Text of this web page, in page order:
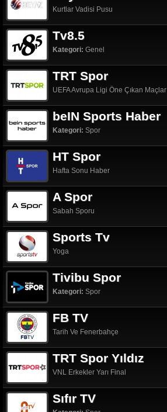
Kurtlar Vadisi Pusu
Tv8.5
Kategori: Genel
TRT Spor
UEFA Avrupa Ligi Öne Çıkan Maçlar
beIN Sports Haber
Kategori: Spor
HT Spor
Hafta Sonu Haber
A Spor
Sabah Sporu
Sports Tv
Yoga
Tivibu Spor
Kategori: Spor
FB TV
Tarih Ve Fenerbahçe
TRT Spor Yıldız
VNL Erkekler Yarı Final
Sıfır TV